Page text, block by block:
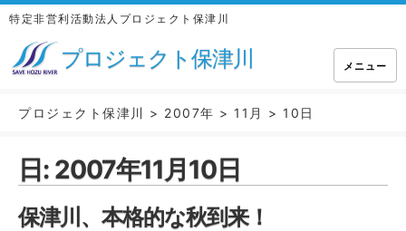
特定非営利活動法人プロジェクト保津川
プロジェクト保津川 メニュー
プロジェクト保津川 > 2007年 > 11月 > 10日
日: 2007年11月10日
保津川、本格的な秋到来！